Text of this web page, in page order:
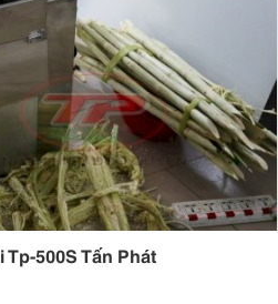
Tp-500S Tấn Phát